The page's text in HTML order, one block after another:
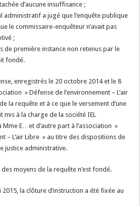
d’aucune insuffisance ;
administratif a jugé que l’enquête publique
le commissaire-enquêteur n’avait pas
;
de première instance non retenus par le
fondé.
enregistrés le 20 octobre 2014 et le 8
» Défense de l’environnement – L’air
la requête et à ce que le versement d’une
mis à la charge de la société IEL
Mme E…et d’autre part à l’association »
– L’air Libre » au titre des dispositions de
justice administrative.
des moyens de la requête n’est fondé.
la clôture d’instruction a été fixée au